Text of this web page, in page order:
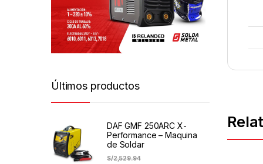
Últimos productos
DAF GMF 250ARC X-
Performance – Maquina
de Soldar
S/2,529.94